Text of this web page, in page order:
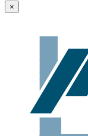
×